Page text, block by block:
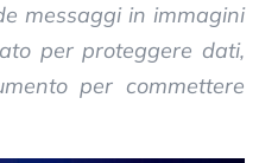
messaggi in immagini
per proteggere dati,
per commettere